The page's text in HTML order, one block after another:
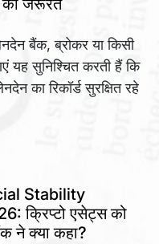
की जरूरत
बैंक, ब्रोकर या किसी
यह सुनिश्चित करती हैं कि
का रिकॉर्ड सुरक्षित रहे
Stability
क्रिप्टो एसेट्स को
ने क्या कहा?